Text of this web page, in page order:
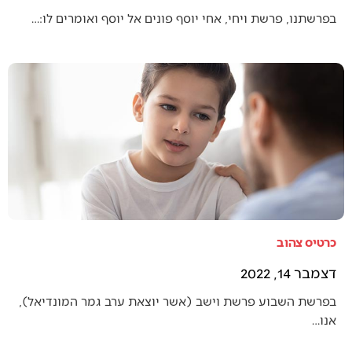
בפרשתנו, פרשת ויחי, אחי יוסף פונים אל יוסף ואומרים לו:…
כרטיס צהוב
דצמבר 14, 2022
בפרשת השבוע פרשת וישב (אשר יוצאת ערב גמר המונדיאל),
אנו…